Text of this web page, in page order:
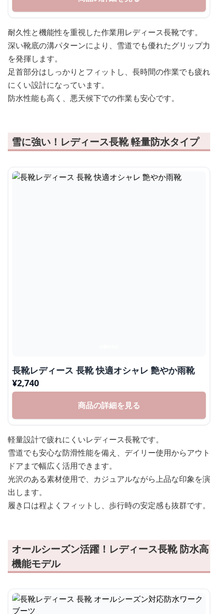
耐久性と機能性を重視した作業用レディース長靴です。
深い靴底の溝パターンにより、雪道でも優れたグリップ力
を発揮します。
足首部分はしっかりとフィットし、長時間の作業でも疲れ
にくい設計になっています。
防水性能も高く、悪天候下での作業も安心です。
雪に強い！レディース長靴 軽量防水タイプ
長靴レディース 長靴 快適オシャレ 艶やか雨靴
¥2,740
商品の詳細を見る
軽量設計で疲れにくいレディース長靴です。
雪道でも安心な防滑性能を備え、デイリー使用からアウト
ドアまで幅広く活用できます。
光沢のある素材使用で、カジュアルながら上品な印象を演
出します。
履き口は程よくフィットし、歩行時の安定感も抜群です。
オールシーズン活躍！レディース長靴 防水高
機能モデル